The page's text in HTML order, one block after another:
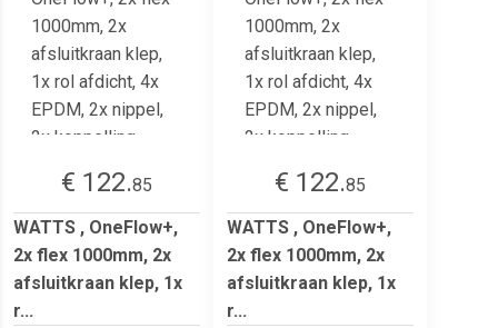
€ 122.85
WATTS , OneFlow+,
2x flex 1000mm, 2x
afsluitkraan klep, 1x
r...
€ 122.85
WATTS , OneFlow+,
2x flex 1000mm, 2x
afsluitkraan klep, 1x
r...